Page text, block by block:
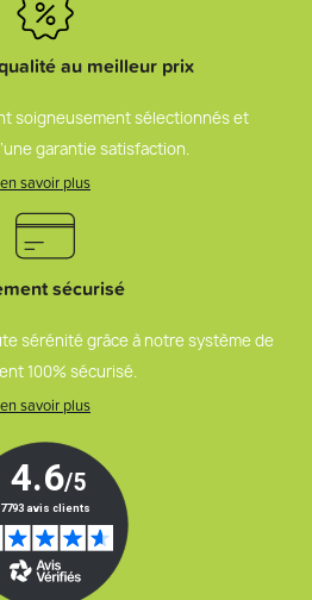
au meilleur prix
soigneusement sélectionnés et
garantie satisfaction.
en savoir plus
sécurisé
sérénité grâce à notre système de
100% sécurisé.
en savoir plus